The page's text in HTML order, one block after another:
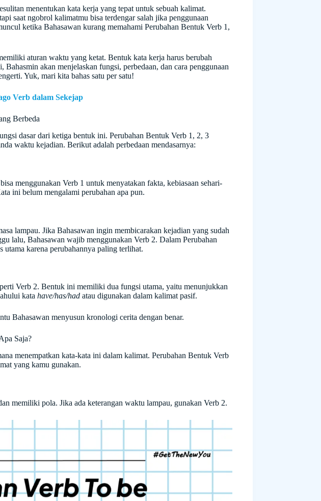
menentukan kata kerja yang tepat untuk sebuah kalimat.
saat ngobrol kalimatmu bisa terdengar salah jika penggunaan
ketika Bahasawan kurang memahami Perubahan Bentuk Verb 1,
aturan waktu yang ketat. Bentuk kata kerja harus berubah
akan menjelaskan fungsi, perbedaan, dan cara penggunaan
Yuk, mari kita bahas satu per satu!
Verb dalam Sekejap
Berbeda
dasar dari ketiga bentuk ini. Perubahan Bentuk Verb 1, 2, 3
waktu kejadian. Berikut adalah perbedaan mendasarnya:
menggunakan Verb 1 untuk menyatakan fakta, kebiasaan sehari-
ini belum mengalami perubahan apa pun.
lampau. Jika Bahasawan ingin membicarakan kejadian yang sudah
lalu, Bahasawan wajib menggunakan Verb 2. Dalam Perubahan
karena perubahannya paling terlihat.
Verb 2. Bentuk ini memiliki dua fungsi utama, yaitu menunjukkan
kata have/has/hadatau digunakan dalam kalimat pasif.
Bahasawan menyusun kronologi cerita dengan benar.
Saja?
menempatkan kata-kata ini dalam kalimat. Perubahan Bentuk Verb
yang kamu gunakan.
memiliki pola. Jika ada keterangan waktu lampau, gunakan Verb 2.